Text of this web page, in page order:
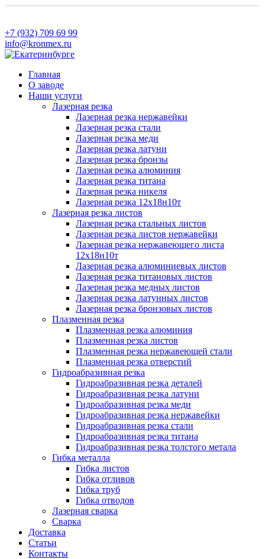
+7 (932) 709 69 99
info@kronmex.ru
Главная
О заводе
Наши услуги
Лазерная резка
Лазерная резка нержавейки
Лазерная резка стали
Лазерная резка меди
Лазерная резка латуни
Лазерная резка бронзы
Лазерная резка алюминия
Лазерная резка титана
Лазерная резка никеля
Лазерная резка 12х18н10т
Лазерная резка листов
Лазерная резка стальных листов
Лазерная резка листов нержавейки
Лазерная резка нержавеющего листа
12х18н10т
Лазерная резка алюминиевых листов
Лазерная резка титановых листов
Лазерная резка медных листов
Лазерная резка латунных листов
Лазерная резка бронзовых листов
Плазменная резка
Плазменная резка алюминия
Плазменная резка листов
Плазменная резка нержавеющей стали
Плазменная резка отверстий
Гидроабразивная резка
Гидроабразивная резка деталей
Гидроабразивная резка латуни
Гидроабразивная резка меди
Гидроабразивная резка нержавейки
Гидроабразивная резка стали
Гидроабразивная резка титана
Гидроабразивная резка толстого метала
Гибка металла
Гибка листов
Гибка отливов
Гибка труб
Гибка отводов
Лазерная сварка
Сварка
Доставка
Статьи
Контакты